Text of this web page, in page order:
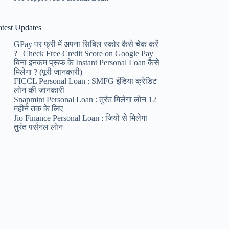
Updates
GPay पर फ्री में अपना सिबिल स्कोर कैसे चेक करें
? | Check Free Credit Score on Google Pay
बिना इनकम प्रूफ के Instant Personal Loan कैसे
मिलेगा ? (पूरी जानकारी)
FICCL Personal Loan : SMFG इंडिया क्रेडिट
लोन की जानकारी
Snapmint Personal Loan : तुरंत मिलेगा लोन 12
महीने तक के लिए
Jio Finance Personal Loan : जियो से मिलेगा
तुरंत पर्सनल लोन